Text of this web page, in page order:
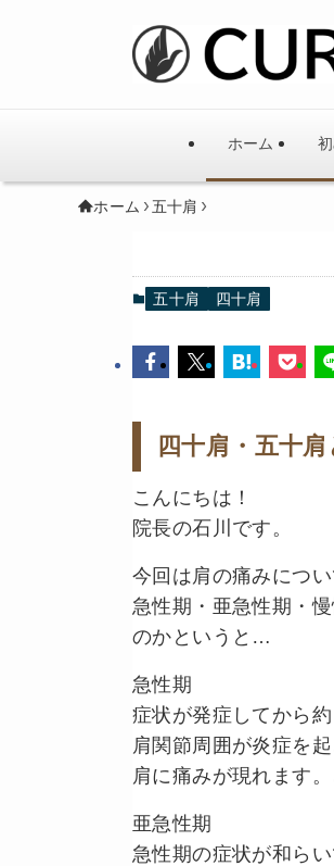
ホーム
ホーム 五十肩
五十肩 四十肩
四十肩・五十肩
こんにちは！
院長の石川です。
今回は肩の痛みにつ
急性期・亜急性期・
のかというと…
急性期
症状が発症してから
肩関節周囲が炎症を
肩に痛みが現れます
亜急性期
急性期の症状が和ら